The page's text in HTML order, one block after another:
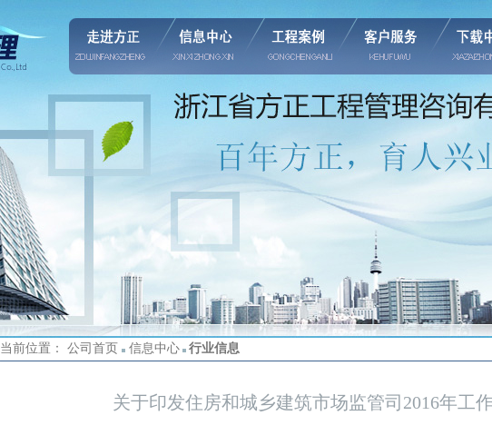
当前位置： 公司首页 信息中心 行业信息
christian关于印发住房和城乡建筑市场监管司2016年工